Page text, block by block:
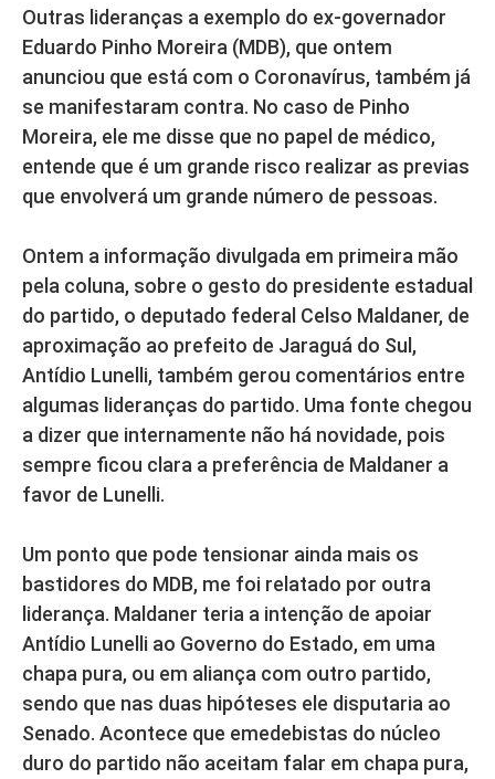
Outras lideranças a exemplo do ex-governador
Eduardo Pinho Moreira (MDB), que ontem
anunciou que está com o Coronavírus, também já
se manifestaram contra. No caso de Pinho
Moreira, ele me disse que no papel de médico,
entende que é um grande risco realizar as previas
que envolverá um grande número de pessoas.
Ontem a informação divulgada em primeira mão
pela coluna, sobre o gesto do presidente estadual
do partido, o deputado federal Celso Maldaner, de
aproximação ao prefeito de Jaraguá do Sul,
Antídio Lunelli, também gerou comentários entre
algumas lideranças do partido. Uma fonte chegou
a dizer que internamente não há novidade, pois
sempre ficou clara a preferência de Maldaner a
favor de Lunelli.
Um ponto que pode tensionar ainda mais os
bastidores do MDB, me foi relatado por outra
liderança. Maldaner teria a intenção de apoiar
Antídio Lunelli ao Governo do Estado, em uma
chapa pura, ou em aliança com outro partido,
sendo que nas duas hipóteses ele disputaria ao
Senado. Acontece que emedebistas do núcleo
duro do partido não aceitam falar em chapa pura,